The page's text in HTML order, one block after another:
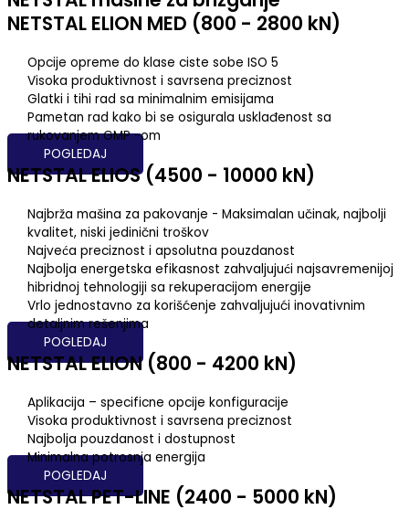
NETSTAL ELION MED (800 - 2800 kN)
Opcije opreme do klase ciste sobe ISO 5
Visoka produktivnost i savrsena preciznost
Glatki i tihi rad sa minimalnim emisijama
Pametan rad kako bi se osigurala usklađenost sa
rukovanjem GMP -om
POGLEDAJ
NETSTAL ELIOS (4500 - 10000 kN)
Najbrža mašina za pakovanje - Maksimalan učinak, najbolji
kvalitet, niski jedinični troškov
Najveća preciznost i apsolutna pouzdanost
Najbolja energetska efikasnost zahvaljujući najsavremenijoj
hibridnoj tehnologiji sa rekuperacijom energije
Vrlo jednostavno za korišćenje zahvaljujući inovativnim
detaljnim rešenjima
POGLEDAJ
NETSTAL ELION (800 - 4200 kN)
Aplikacija – specificne opcije konfiguracije
Visoka produktivnost i savrsena preciznost
Najbolja pouzdanost i dostupnost
Minimalna potrosnja energija
POGLEDAJ
NETSTAL PET-LINE (2400 - 5000 kN)